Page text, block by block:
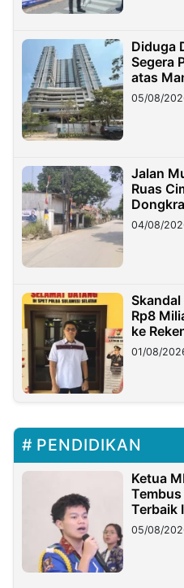
Diduga
Segera
atas
05/08/
Jalan
Ruas
04/08/
Rp8
ke
Timur
01/08/
PENDIDIKAN
Ketua
Terbaik
05/08/